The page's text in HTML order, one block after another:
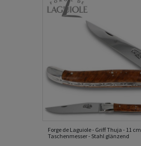
Forge de Laguiole - Griff Thuja - 11 cm
Taschenmesser - Stahl glänzend